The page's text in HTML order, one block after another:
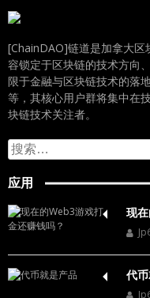
[ChainDAO]链道是加拿大区
容锁定于区块链的技术方向
限于金融与区块链技术的落
等，其核心用户群将集中在
块链技术关注者。
搜
索：
应用
现
代